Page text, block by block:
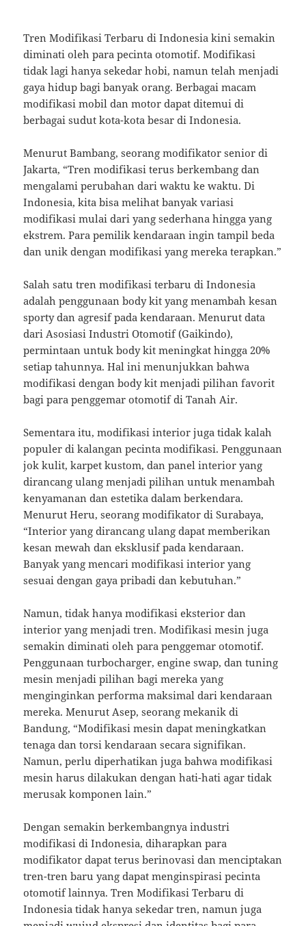
Tren Modifikasi Terbaru di Indonesia kini semakin
diminati oleh para pecinta otomotif. Modifikasi
tidak lagi hanya sekedar hobi, namun telah menjadi
gaya hidup bagi banyak orang. Berbagai macam
modifikasi mobil dan motor dapat ditemui di
berbagai sudut kota-kota besar di Indonesia.
Menurut Bambang, seorang modifikator senior di
Jakarta, “Tren modifikasi terus berkembang dan
mengalami perubahan dari waktu ke waktu. Di
Indonesia, kita bisa melihat banyak variasi
modifikasi mulai dari yang sederhana hingga yang
ekstrem. Para pemilik kendaraan ingin tampil beda
dan unik dengan modifikasi yang mereka terapkan.”
Salah satu tren modifikasi terbaru di Indonesia
adalah penggunaan body kit yang menambah kesan
sporty dan agresif pada kendaraan. Menurut data
dari Asosiasi Industri Otomotif (Gaikindo),
permintaan untuk body kit meningkat hingga 20%
setiap tahunnya. Hal ini menunjukkan bahwa
modifikasi dengan body kit menjadi pilihan favorit
bagi para penggemar otomotif di Tanah Air.
Sementara itu, modifikasi interior juga tidak kalah
populer di kalangan pecinta modifikasi. Penggunaan
jok kulit, karpet kustom, dan panel interior yang
dirancang ulang menjadi pilihan untuk menambah
kenyamanan dan estetika dalam berkendara.
Menurut Heru, seorang modifikator di Surabaya,
“Interior yang dirancang ulang dapat memberikan
kesan mewah dan eksklusif pada kendaraan.
Banyak yang mencari modifikasi interior yang
sesuai dengan gaya pribadi dan kebutuhan.”
Namun, tidak hanya modifikasi eksterior dan
interior yang menjadi tren. Modifikasi mesin juga
semakin diminati oleh para penggemar otomotif.
Penggunaan turbocharger, engine swap, dan tuning
mesin menjadi pilihan bagi mereka yang
menginginkan performa maksimal dari kendaraan
mereka. Menurut Asep, seorang mekanik di
Bandung, “Modifikasi mesin dapat meningkatkan
tenaga dan torsi kendaraan secara signifikan.
Namun, perlu diperhatikan juga bahwa modifikasi
mesin harus dilakukan dengan hati-hati agar tidak
merusak komponen lain.”
Dengan semakin berkembangnya industri
modifikasi di Indonesia, diharapkan para
modifikator dapat terus berinovasi dan menciptakan
tren-tren baru yang dapat menginspirasi pecinta
otomotif lainnya. Tren Modifikasi Terbaru di
Indonesia tidak hanya sekedar tren, namun juga